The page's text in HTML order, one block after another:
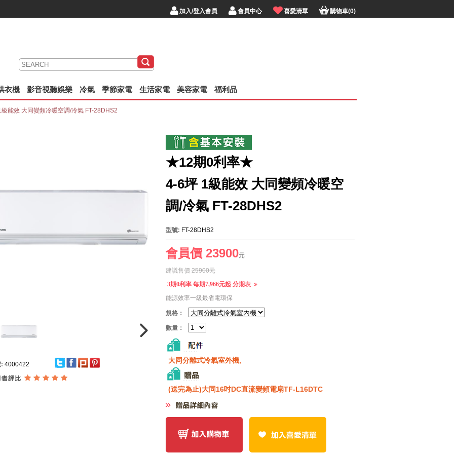
購物車(0)
喜愛清單
會員中心
加入/登入會員
衣機 影音視聽娛樂 冷氣 季節家電 生活家電 美容家電 福利品
能效 大同變頻冷暖空調/冷氣 FT-28DHS2
4000422
★12期0利率★
4-6坪 1級能效 大同變頻冷暖空
調/冷氣 FT-28DHS2
型號: FT-28DHS2
會員價 23900元
建議售價 25900元
3期0利率 每期7,966元起 分期表
能源效率一級最省電環保
規格：
數量：
大同分離式冷氣室外機,
(送完為止)大同16吋DC直流變頻電扇TF-L16DTC